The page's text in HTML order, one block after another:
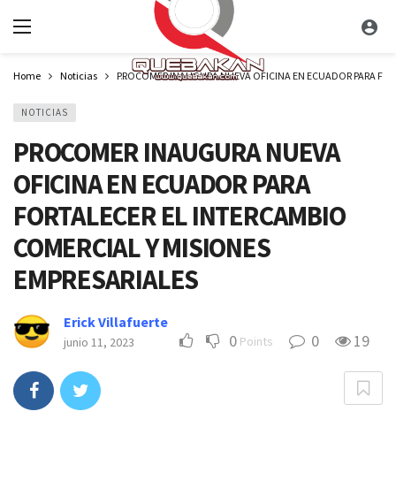
Home Noticias PROCOMER INAUGURA NUEVA OFICINA EN ECUADOR PARA
NOTICIAS
PROCOMER INAUGURA NUEVA
OFICINA EN ECUADOR PARA
FORTALECER EL INTERCAMBIO
COMERCIAL Y MISIONES
EMPRESARIALES
Erick Villafuerte
junio 11, 2023 0 Points 0 19